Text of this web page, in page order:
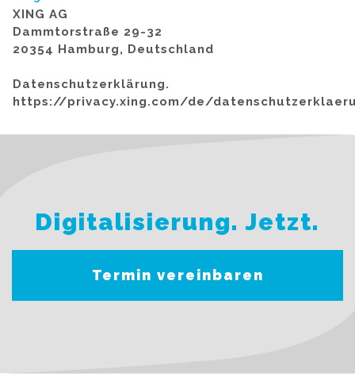
XING AG
Dammtorstraße 29-32
20354 Hamburg, Deutschland
Datenschutzerklärung.
https://privacy.xing.com/de/
Digitalisierung. Jetzt.
Termin vereinbaren